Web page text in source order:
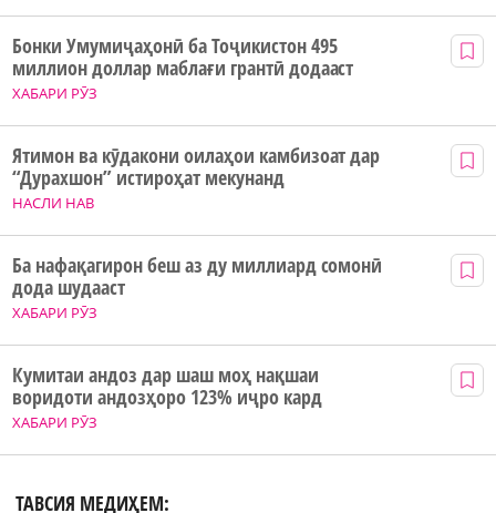
ХАБАРИ РӮЗ
Бонки Умумиҷаҳонӣ ба Тоҷикистон 495
миллион доллар маблағи грантӣ додааст
НАСЛИ НАВ
Ятимон ва кӯдакони оилаҳои камбизоат дар
“Дурахшон” истироҳат мекунанд
ХАБАРИ РӮЗ
Ба нафақагирон беш аз ду миллиард сомонӣ
дода шудааст
ХАБАРИ РӮЗ
Кумитаи андоз дар шаш моҳ нақшаи
воридоти андозҳоро 123% иҷро кард
ТАВСИЯ МЕДИҲЕМ: